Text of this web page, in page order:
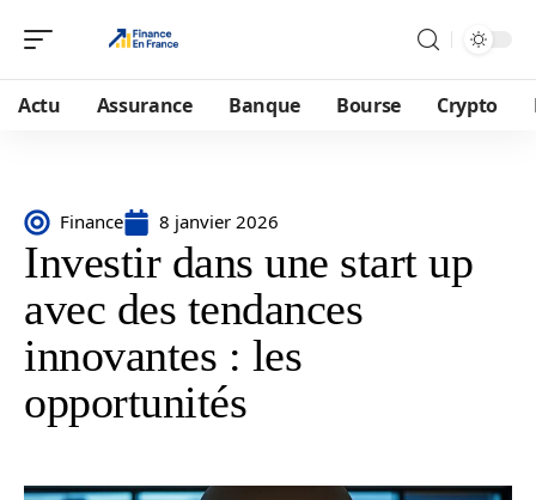
Actu Assurance Banque Bourse Crypto
Finance 8 janvier 2026
Investir dans une start up
avec des tendances
innovantes : les
opportunités